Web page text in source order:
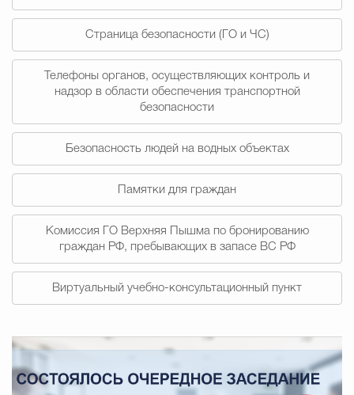
Счётная палата Городского
Общественная
Градостроительство и
Государственные организации
Страница безопасности (ГО и ЧС)
Телефоны органов, осуществляющих контроль и
надзор в области обеспечения транспортной
безопасности
Безопасность людей на водных объектах
Памятки для граждан
Комиссия ГО Верхняя Пышма по бронированию
граждан РФ, пребывающих в запасе ВС РФ
Виртуальный учебно-консультационный пункт